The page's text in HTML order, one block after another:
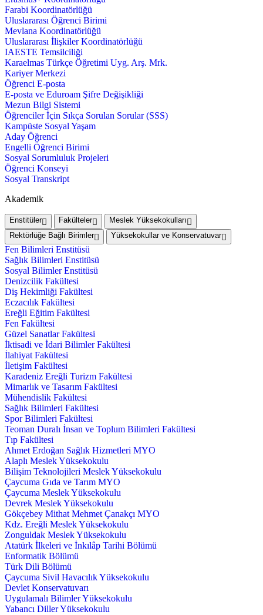
Farabi Koordinatörlüğü
Uluslararası Öğrenci Birimi
Mevlana Koordinatörlüğü
Uluslararası İlişkiler Koordinatörlüğü
IAESTE Temsilciliği
Karaelmas Türkçe Öğretimi Uyg. Arş. Mrk.
Kariyer Merkezi
Öğrenci E-posta
E-posta ve Eduroam Şifre Değişikliği
Mezun Bilgi Sistemi
Öğrenciler İçin Sıkça Sorulan Sorular (SSS)
Kampüste Sosyal Yaşam
Aday Öğrenci
Engelli Öğrenci Birimi
Sosyal Sorumluluk Projeleri
Öğrenci Konseyi
Sosyal Transkript
Akademik
Enstitüler Fakülteler
Meslek Yüksekokulları
Rektörlüğe Bağlı Birimler
Yüksekokullar ve Konservatuvar
Fen Bilimleri Enstitüsü
Sağlık Bilimleri Enstitüsü
Sosyal Bilimler Enstitüsü
Denizcilik Fakültesi
Diş Hekimliği Fakültesi
Eczacılık Fakültesi
Ereğli Eğitim Fakültesi
Fen Fakültesi
Güzel Sanatlar Fakültesi
İktisadi ve İdari Bilimler Fakültesi
İlahiyat Fakültesi
İletişim Fakültesi
Karadeniz Ereğli Turizm Fakültesi
Mimarlık ve Tasarım Fakültesi
Mühendislik Fakültesi
Sağlık Bilimleri Fakültesi
Spor Bilimleri Fakültesi
Teoman Duralı İnsan ve Toplum Bilimleri Fakültesi
Tıp Fakültesi
Ahmet Erdoğan Sağlık Hizmetleri MYO
Alaplı Meslek Yüksekokulu
Bilişim Teknolojileri Meslek Yüksekokulu
Çaycuma Gıda ve Tarım MYO
Çaycuma Meslek Yüksekokulu
Devrek Meslek Yüksekokulu
Gökçebey Mithat Mehmet Çanakçı MYO
Kdz. Ereğli Meslek Yüksekokulu
Zonguldak Meslek Yüksekokulu
Atatürk İlkeleri ve İnkılâp Tarihi Bölümü
Enformatik Bölümü
Türk Dili Bölümü
Çaycuma Sivil Havacılık Yüksekokulu
Devlet Konservatuvarı
Uygulamalı Bilimler Yüksekokulu
Yabancı Diller Yüksekokulu